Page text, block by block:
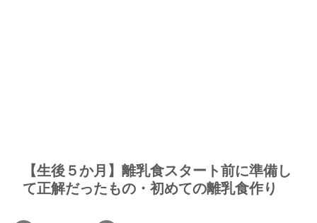
【生後５か月】離乳食スタート前に準備し
て正解だったもの・初めての離乳食作り